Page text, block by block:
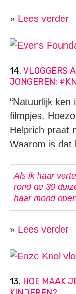
» Lees verder
14. VLOGGERS
JONGEREN:
“Natuurlijk ken
filmpjes.
Helprich praat
Waarom is dat
Als ik haar
rond de 30
haar mond
» Lees verder
13. HOE MAAK